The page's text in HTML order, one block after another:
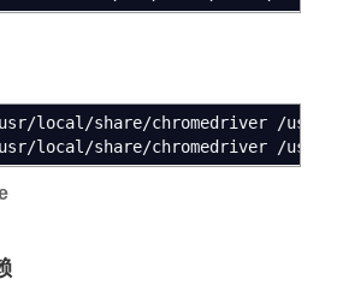
usr/local/share/chromedriver /usr
usr/local/share/chromedriver /usr